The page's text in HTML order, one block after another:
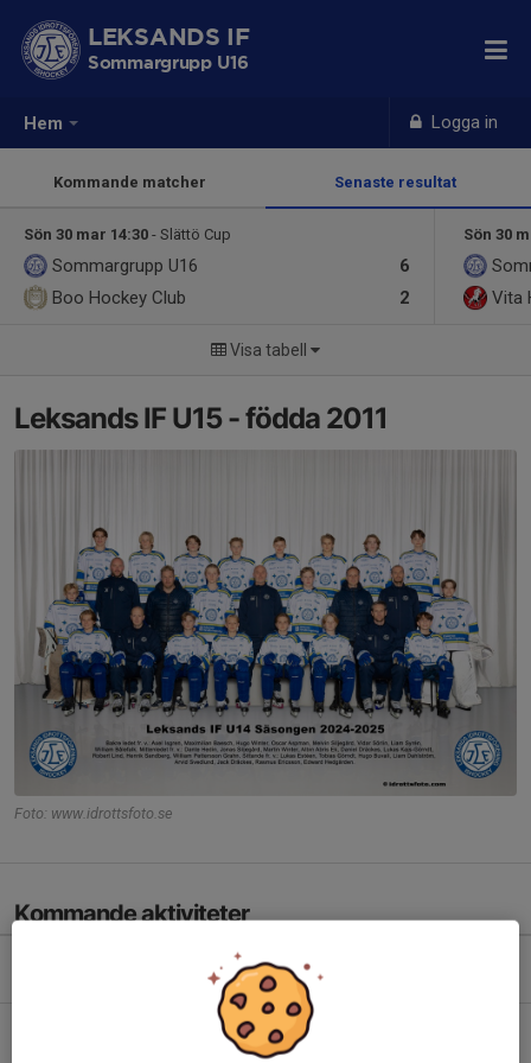
Hem Logga in
LEKSANDS IF
Sommargrupp U16
Kommande matcher Senaste resultat
Sön 30 mar 14:30 - Slättö Cup
6
Sommargrupp U16
2
Boo Hockey Club
Sön 30
Vita
Visa tabell
Leksands IF U15 - födda 2011
Foto: www.idrottsfoto.se
Kommande aktiviteter
Clas Ohlson Foundation Arena